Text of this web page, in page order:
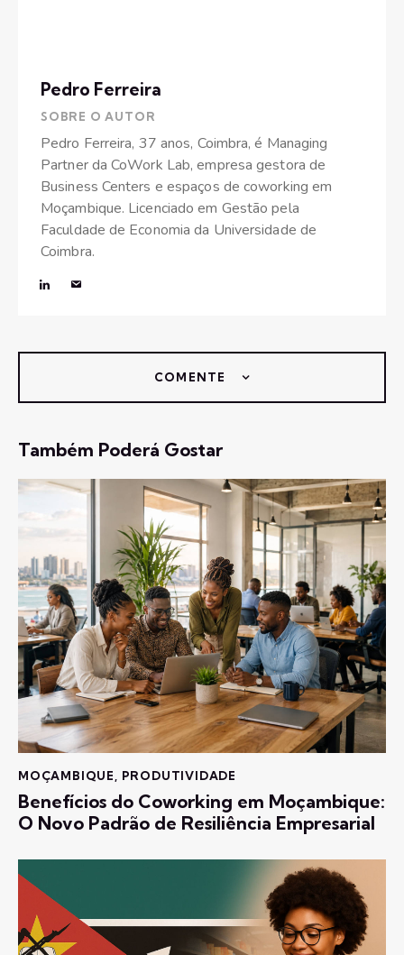
Pedro Ferreira
SOBRE O AUTOR
Pedro Ferreira, 37 anos, Coimbra, é Managing
Partner da CoWork Lab, empresa gestora de
Business Centers e espaços de coworking em
Moçambique. Licenciado em Gestão pela
Faculdade de Economia da Universidade de
Coimbra.
COMENTE
Também Poderá Gostar
MOÇAMBIQUE PRODUTIVIDADE
Benefícios do Coworking em Moçambique:
O Novo Padrão de Resiliência Empresarial